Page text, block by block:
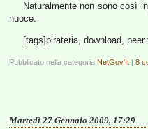
Naturalmente non sono così
nuoce.
[tags]pirateria, download,
Pubblicato nella categoria NetGov'It | 8
Martedì 27 Gennaio 2009, 17:29